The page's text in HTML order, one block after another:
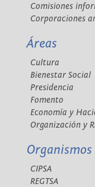
Comisiones
Corporaciones
Áreas
Cultura
Bienestar Social
Presidencia
Fomento
Economía y
Organización y
Organismos
CIPSA
REGTSA